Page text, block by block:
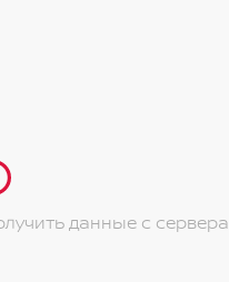
данные с сервера